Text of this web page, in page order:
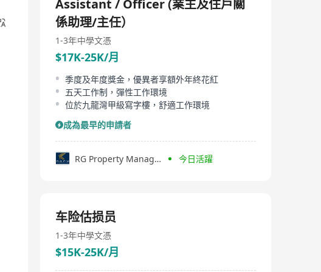
Assistant / Officer (業主及住戶關
係助理/主任）
1-3年中學文憑
$17K-25K/月
季度及年度獎金，優異者享額外年終花紅
五天工作制，彈性工作環境
位於九龍灣甲級寫字樓，舒適工作環境
成為最早的申請者
RG Property Management Ltd. 今日活躍
车险估损员
1-3年中學文憑
$15K-25K/月